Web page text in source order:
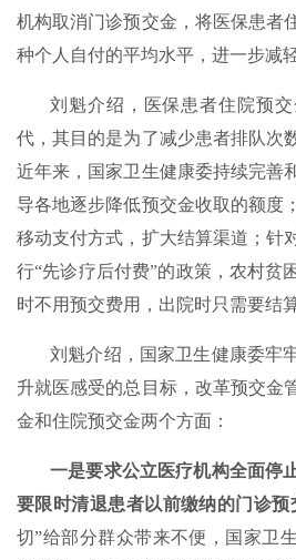
机构取消门诊预交金，将医保患者
种个人自付的平均水平，进一步减
刘魁介绍，医保患者住院预
代，其目的是为了减少患者排队次
近年来，国家卫生健康委持续完善
导各地逐步降低预交金收取的额度
移动支付方式，扩大结算渠道；针
行“先诊疗后付费”的政策，农村贫
时不用预交费用，出院时只需要结
刘魁介绍，国家卫生健康委牢
升就医感受的总目标，改革预交金
金和住院预交金两个方面：
一是要求公立医疗机构全面停
要限时清退患者以前缴纳的门诊预
切”给部分群众带来不便，国家卫